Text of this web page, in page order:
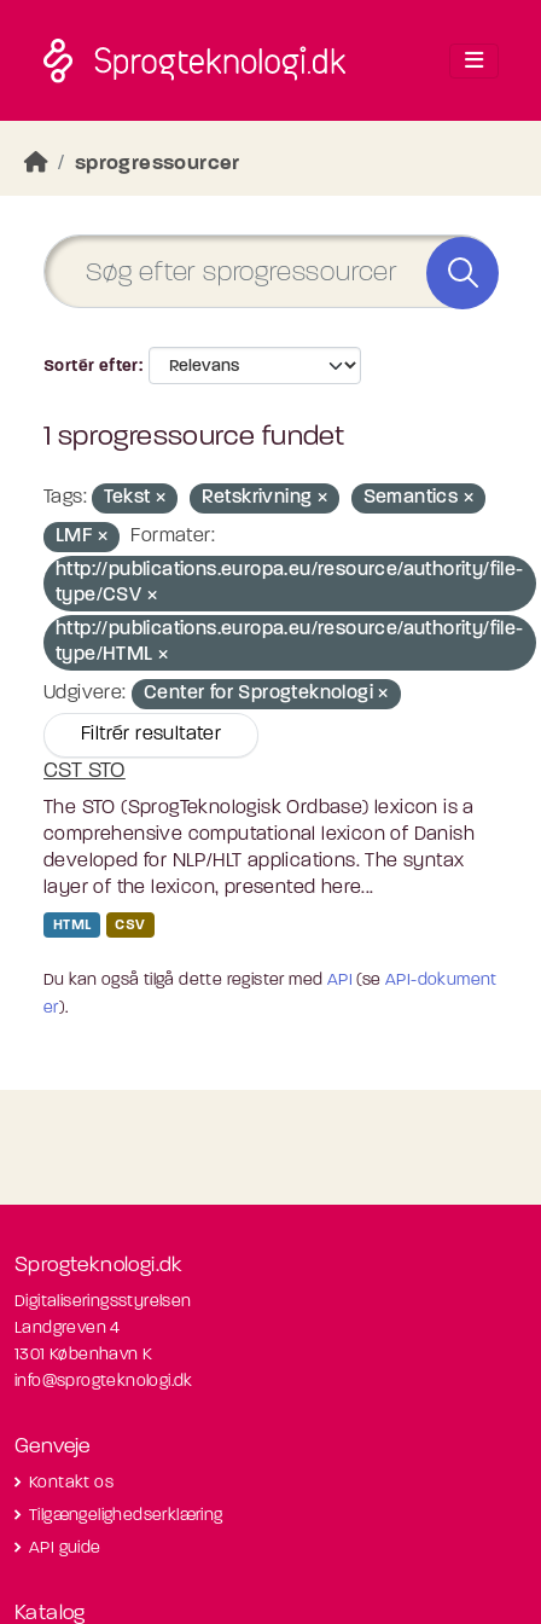
sprogressourcer
Sortér efter
1 sprogressource fundet
Tags: Tekst Retskrivning
Semantics
LMF
Formater:
http://publications.europa.eu/resource/authority/file-
type/CSV
http://publications.europa.eu/resource/authority/file-
type/HTML
Udgivere:
Center for Sprogteknologi
Filtrér resultater
CST STO
The STO (SprogTeknologisk Ordbase) lexicon is a
comprehensive computational lexicon of Danish
developed for NLP/HLT applications. The syntax
layer of the lexicon, presented here...
HTML CSV
Du kan også tilgå dette register med API (seAPI-dokument
er).
Sprogteknologi.dk
Digitaliseringsstyrelsen
Landgreven 4
1301 København K
info@sprogteknologi.dk
Genveje
Kontakt os
Tilgængelighedserklæring
API guide
Katalog